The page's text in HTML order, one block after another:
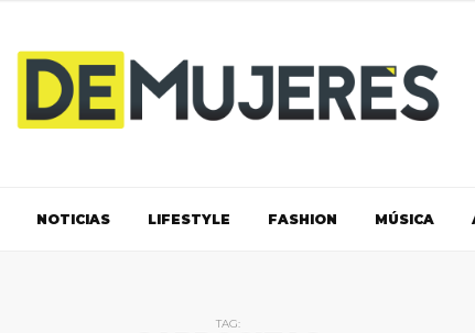
NOTICIAS LIFESTYLE FASHION MÚSICA
TAG: